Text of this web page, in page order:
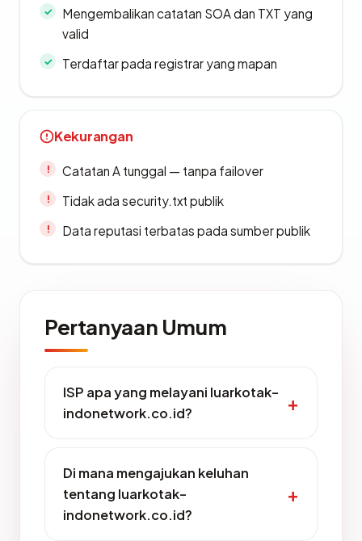
Mengembalikan catatan SOA dan TXT yang
valid
Terdaftar pada registrar yang mapan
Kekurangan
Catatan A tunggal — tanpa failover
Tidak ada security.txt publik
Data reputasi terbatas pada sumber publik
Pertanyaan Umum
ISP apa yang melayani luarkotak-
indonetwork.co.id?
Di mana mengajukan keluhan
tentang luarkotak-
indonetwork.co.id?